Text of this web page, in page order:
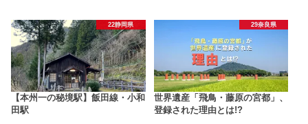
22静岡県
【本州一の秘境駅】飯田線・小和
田駅
29奈良県
世界遺産「飛鳥・藤原の宮都」、
登録された理由とは!?